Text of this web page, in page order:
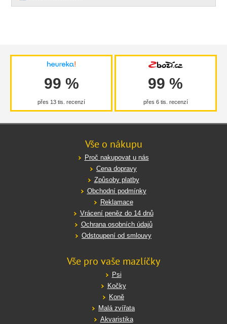
99 %
přes 13 tis. recenzí
99 %
přes 6 tis. recenzí
Vše o nákupu
Proč nakupovat u nás
Cena dopravy
Způsoby platby
Obchodní podmínky
Reklamace
Vrácení peněz do 14 dnů
Ochrana osobních údajů
Odstoupení od smlouvy
Vše pro vaše mazlíčky
Psi
Kočky
Koně
Malá zvířata
Akvaristika